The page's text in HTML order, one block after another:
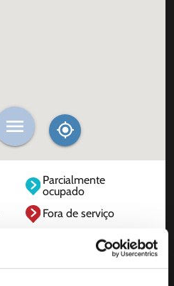
Parcialmente
ocupado
Fora de serviço